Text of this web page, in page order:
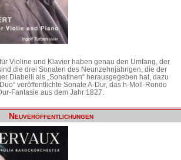
Violine und Klavier haben genau den Umfang, der
die drei Sonaten des Neunzehnjährigen, die der
Diabelli als „Sonatinen“ herausgegeben hat, dazu
veröffentlichte Sonate A-Dur, das h-Moll-Rondo
Fantasie aus dem Jahr 1827.
Neuveröffentlichungen